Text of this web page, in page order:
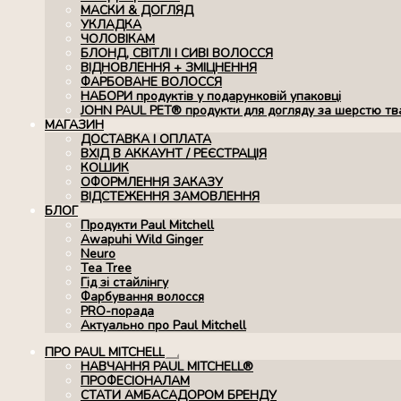
МАСКИ & ДОГЛЯД
УКЛАДКА
ЧОЛОВІКАМ
БЛОНД, СВІТЛІ І СИВІ ВОЛОССЯ
ВІДНОВЛЕННЯ + ЗМІЦНЕННЯ
ФАРБОВАНЕ ВОЛОССЯ
НАБОРИ продуктів у подарунковій упаковці
JOHN PAUL PET® продукти для догляду за шерстю
МАГАЗИН
ДОСТАВКА І ОПЛАТА
ВХІД В АККАУНТ / РЕЄСТРАЦІЯ
КОШИК
ОФОРМЛЕННЯ ЗАКАЗУ
ВІДСТЕЖЕННЯ ЗАМОВЛЕННЯ
БЛОГ
Продукти Paul Mitchell
Awapuhi Wild Ginger
Neuro
Tea Tree
Гід зі стайлінгу
Фарбування волосся
PRO-порада
Актуально про Paul Mitchell
ПРО PAUL MITCHELL
Розгорнуте
вкладене
меню
НАВЧАННЯ PAUL MITCHELL®
ПРОФЕСІОНАЛАМ
СТАТИ АМБАСАДОРОМ БРЕНДУ